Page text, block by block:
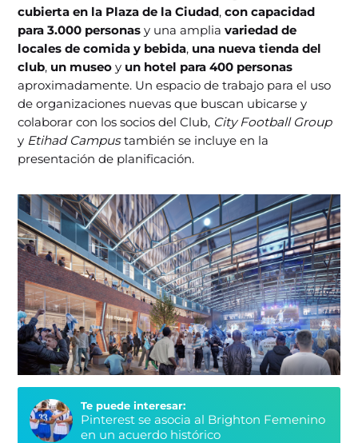
cubierta en la Plaza de la Ciudad, con capacidad
para 3.000 personas y una ampliavariedad de
locales de comida y bebida, una nueva tienda del
club, un museo y un hotel para 400 personas
aproximadamente. Un espacio de trabajo para el uso
de organizaciones nuevas que buscan ubicarse y
colaborar con los socios del Club, City Football Group
y Etihad Campustambién se incluye en la
presentación de planificación.
Te puede interesar:
Pinterest se asocia al Brighton Femenino
en un acuerdo histórico